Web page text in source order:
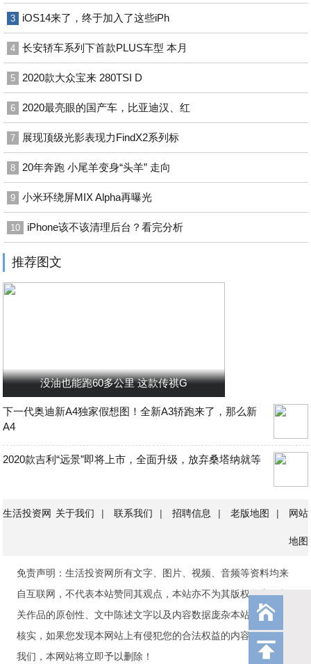
3 iOS14来了，终于加入了这些iPh
4 长安轿车系列下首款PLUS车型 本月
5 2020款大众宝来 280TSI D
6 2020最亮眼的国产车，比亚迪汉、红
7 展现顶级光影表现力FindX2系列标
8 20年奔跑 小尾羊变身“头羊” 走向
9 小米环绕屏MIX Alpha再曝光
10 iPhone该不该清理后台？看完分析
推荐图文
没油也能跑60多公里 这款传祺G
下一代奥迪新A4独家假想图！全新A3轿跑来了，那么新
A4
2020款吉利“远景”即将上市，全面升级，放弃桑塔纳就等
生活投资网 关于我们 | 联系我们 | 招聘信息 | 老版地图 | 网站
地图
免责声明：生活投资网所有文字、图片、视频、音频等资料均来
自互联网，不代表本站赞同其观点，本站亦不为其版权负责。相
关作品的原创性、文中陈述文字以及内容数据庞杂本站无法一一
核实，如果您发现本网站上有侵犯您的合法权益的内容，请联系
我们，本网站将立即予以删除！